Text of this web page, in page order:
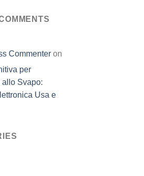
Commenteron
per
Svapo:
Usa e